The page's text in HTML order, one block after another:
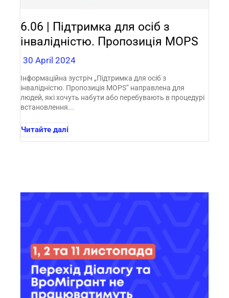
6.06 | Підтримка для осіб з
інвалідністю. Пропозиція MOPS
30 April 2024
Інформаційна зустріч „Підтримка для осіб з
інвалідністю. Пропозиція MOPS” направлена для
людей, які хочуть набути або перебувають в процедурі
встановлення...
Читайте далі